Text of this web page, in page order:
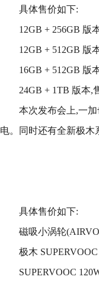
具体售价如下:
12GB + 256GB 版
12GB + 512GB 版
16GB + 512GB 版
24GB + 1TB 版本,
本次发布会上,一
电。同时还有全新极木
具体售价如下:
磁吸小涡轮
极木
SUPERVOOC